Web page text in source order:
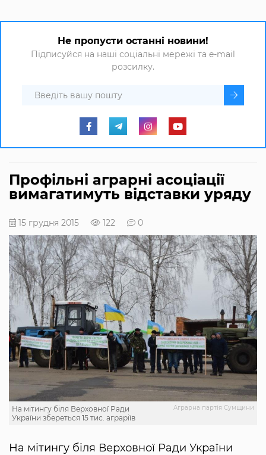
Не пропусти останні новини!
Підписуйся на наші соціальні мережі та e-mail
розсилку.
Профільні аграрні асоціації
вимагатимуть відставки уряду
15 грудня 2015 122 0
Аграрна партія Сумщини
На мітингу біля Верховної Ради
України збереться 15 тис. аграріїв
На мітингу біля Верховної Ради України